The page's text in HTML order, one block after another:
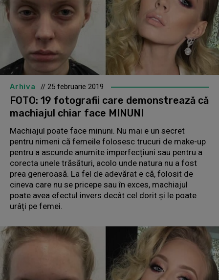
Arhiva // 25 februarie 2019
FOTO: 19 fotografii care demonstrează că
machiajul chiar face MINUNI
Machiajul poate face minuni. Nu mai e un secret
pentru nimeni că femeile folosesc trucuri de make-up
pentru a ascunde anumite imperfecțiuni sau pentru a
corecta unele trăsături, acolo unde natura nu a fost
prea generoasă. La fel de adevărat e că, folosit de
cineva care nu se pricepe sau în exces, machiajul
poate avea efectul invers decât cel dorit și le poate
urâți pe femei.